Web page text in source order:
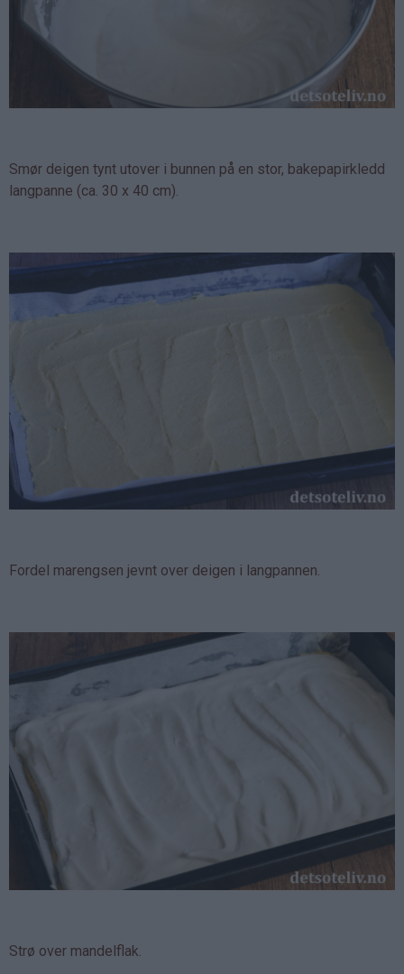
Smør deigen tynt utover i bunnen på en stor, bakepapirkledd
langpanne (ca. 30 x 40 cm).
Fordel marengsen jevnt over deigen i langpannen.
Strø over mandelflak.